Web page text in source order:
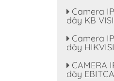
Camera
dây KB
Camera
dây
CAMERA
dây